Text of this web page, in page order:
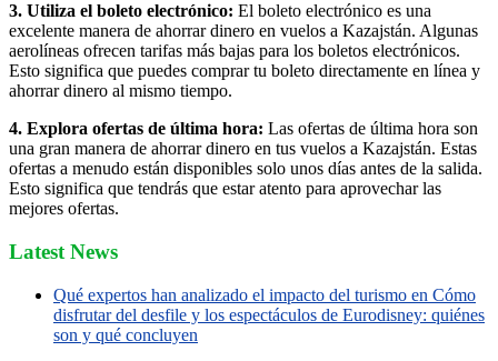
3. Utiliza el boleto electrónico: El boleto electrónico es una
excelente manera de ahorrar dinero en vuelos a Kazajstán. Algunas
aerolíneas ofrecen tarifas más bajas para los boletos electrónicos.
Esto significa que puedes comprar tu boleto directamente en línea y
ahorrar dinero al mismo tiempo.
4. Explora ofertas de última hora: Las ofertas de última hora son
una gran manera de ahorrar dinero en tus vuelos a Kazajstán. Estas
ofertas a menudo están disponibles solo unos días antes de la salida.
Esto significa que tendrás que estar atento para aprovechar las
mejores ofertas.
Latest News
Qué expertos han analizado el impacto del turismo en Cómo
disfrutar del desfile y los espectáculos de Eurodisney: quiénes
son y qué concluyen